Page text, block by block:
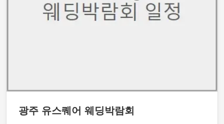
광주 유스퀘어 웨딩박람회